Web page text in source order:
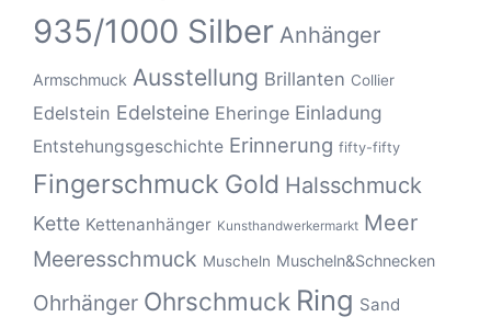
935/1000 Silber Anhänger
Armschmuck Ausstellung Brillanten Collier
Edelstein Edelsteine Eheringe Einladung
Entstehungsgeschichte Erinnerung fifty-fifty
Fingerschmuck Gold Halsschmuck
Kette Kettenanhänger Kunsthandwerkermarkt Meer
Meeresschmuck Muscheln Muscheln&Schnecken
Ohrhänger Ohrschmuck Ring Sand